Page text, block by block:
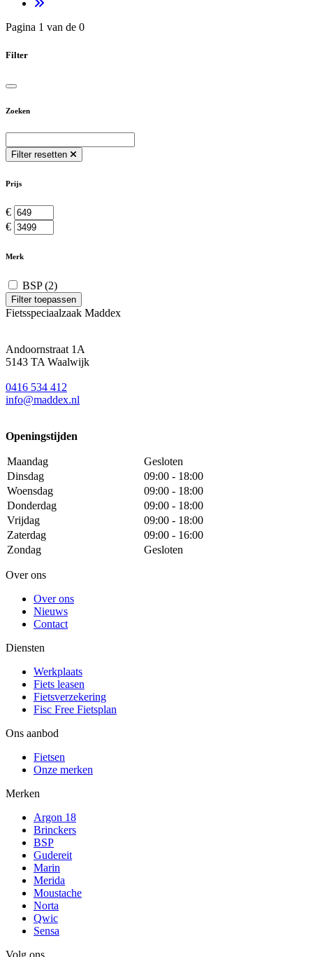
Pagina 1 van de 0
Filter
Zoeken
Filter resetten
Prijs
€
€
Merk
BSP(2)
Filter toepassen
Fietsspeciaalzaak Maddex
Andoornstraat 1A
5143 TA Waalwijk
0416 534 412
info@maddex.nl
Openingstijden
Maandag
Gesloten
Dinsdag
09:00 - 18:00
Woensdag
09:00 - 18:00
Donderdag
09:00 - 18:00
Vrijdag
09:00 - 18:00
Zaterdag
09:00 - 16:00
Zondag
Gesloten
Over ons
Over ons
Nieuws
Contact
Diensten
Werkplaats
Fiets leasen
Fietsverzekering
Fisc Free Fietsplan
Ons aanbod
Fietsen
Onze merken
Merken
Argon 18
Brinckers
BSP
Gudereit
Marin
Merida
Moustache
Norta
Qwic
Sensa
Volg ons